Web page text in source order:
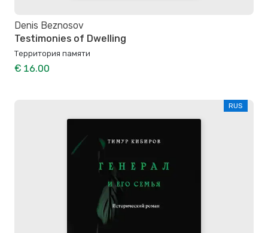
Denis Beznosov
Testimonies of Dwelling
Территория памяти
€ 16.00
RUS